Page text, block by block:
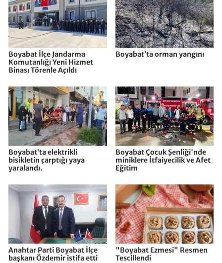
Boyabat İlçe Jandarma
Komutanlığı Yeni Hizmet
Binası Törenle Açıldı
Boyabat’ta orman yangını
Boyabat’ta elektrikli
bisikletin çarptığı yaya
yaralandı.
Boyabat Çocuk Şenliği'nde
miniklere İtfaiyecilik ve Afet
Eğitim
Anahtar Parti Boyabat İlçe
başkanı Özdemir istifa etti
"Boyabat Ezmesi" Resmen
Tescillendi